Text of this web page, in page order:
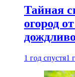
Тайная
огород
1 год спустя1